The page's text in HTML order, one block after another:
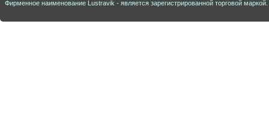
Фирменное наименование Lustravik - является зарегистрированной торговой